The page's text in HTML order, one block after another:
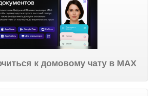
к домовому чату в МАХ